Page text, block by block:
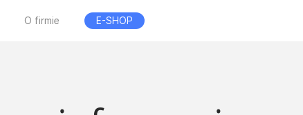
O firmie E-SHOP